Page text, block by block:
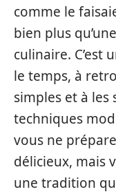
comme le
bien plus
culinaire. C’est
le temps, à
simples et à
techniques
vous ne
délicieux, mais
une tradition